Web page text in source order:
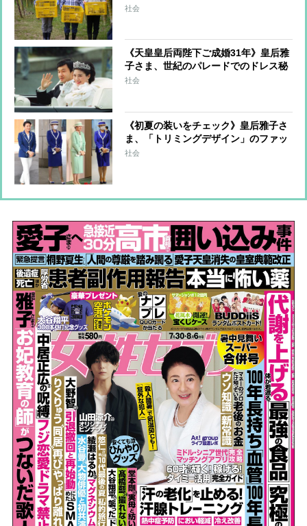
穫を楽しまれリラックスされた表情
社会
《天皇皇后両陛下ご成婚31年》皇后雅
子さま、世紀のパレードでのドレス秘
話 森英恵さんが明かしていた仮縫い
社会
《初夏の装いをチェック》皇后雅子さ
ま、「トリミングデザイン」のファッ
ションから”涼しげ見え”のコツを探る
社会